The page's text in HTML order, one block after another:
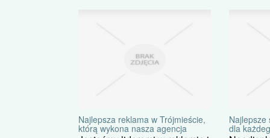
Najlepsza reklama w Trójmieście,
którą wykona nasza agencja
Najlepsze
dla